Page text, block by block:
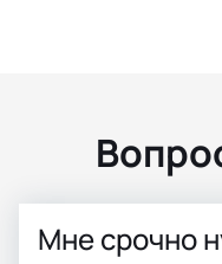
Мне срочно